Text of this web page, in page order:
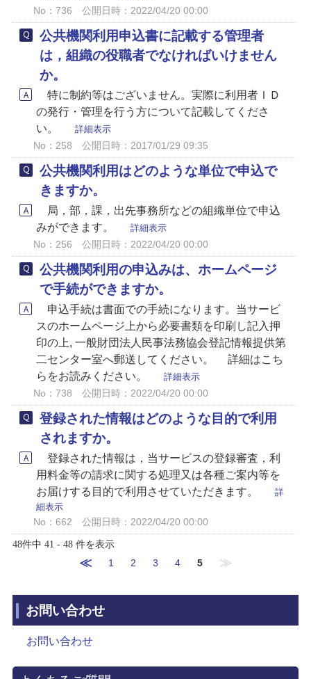
No：736 公開日時：2022/04/20 00:00
公共機関利用申込書に記載する管理者
は，組織の役職者でなければいけません
か。
特に制約等はございません。実際に利用者ＩＤ
の発行・管理を行う方について記載してくださ
い。
詳細表示
No：258 公開日時：2017/01/29 09:35
公共機関利用はどのような単位で申込で
きますか。
局，部，課，出先事務所などの組織単位で申込
みができます。
詳細表示
No：256 公開日時：2022/04/20 00:00
公共機関利用の申込みは、ホームページ
で手続ができますか。
申込手続は書面での手続になります。当サービ
スのホームページ上から必要書類を印刷し記入押
印の上, 一般財団法人民事法務協会登記情報提供第
二センター室へ郵送してください。 詳細はこち
らをお読みください。
詳細表示
No：738 公開日時：2022/04/20 00:00
登録された情報はどのような目的で利用
されますか。
登録された情報は，当サービスの登録審査，利
用料金等の請求に関する処理又は各種ご案内等を
お届けする目的で利用させていただきます。
詳
細表示
No：662 公開日時：2022/04/20 00:00
48件中 41 - 48 件を表示
≪ 1 2 3 4 5 ≫
お問い合わせ
お問い合わせ